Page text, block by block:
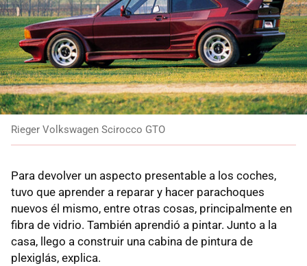
Rieger Volkswagen Scirocco GTO
Para devolver un aspecto presentable a los coches,
tuvo que aprender a reparar y hacer parachoques
nuevos él mismo, entre otras cosas, principalmente en
fibra de vidrio. También aprendió a pintar. Junto a la
casa, llego a construir una cabina de pintura de
plexiglás, explica.